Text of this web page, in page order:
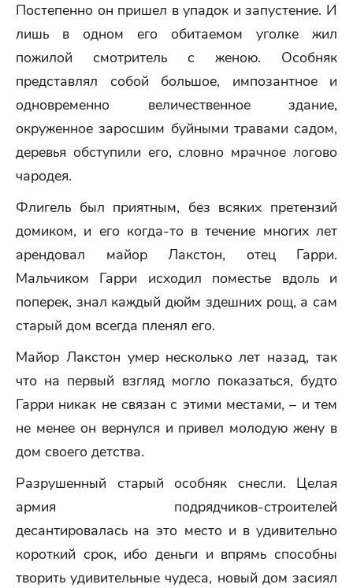
Постепенно он пришел в упадок и запустение. И
лишь в одном его обитаемом уголке жил
пожилой смотритель с женою. Особняк
представлял собой большое, импозантное и
одновременно величественное здание,
окруженное заросшим буйными травами садом,
деревья обступили его, словно мрачное логово
чародея.
Флигель был приятным, без всяких претензий
домиком, и его когда-то в течение многих лет
арендовал майор Лакстон, отец Гарри.
Мальчиком Гарри исходил поместье вдоль и
поперек, знал каждый дюйм здешних рощ, а сам
старый дом всегда пленял его.
Майор Лакстон умер несколько лет назад, так
что на первый взгляд могло показаться, будто
Гарри никак не связан с этими местами, – и тем
не менее он вернулся и привел молодую жену в
дом своего детства.
Разрушенный старый особняк снесли. Целая
армия подрядчиков-строителей
десантировалась на это место и в удивительно
короткий срок, ибо деньги и впрямь способны
творить удивительные чудеса, новый дом засиял